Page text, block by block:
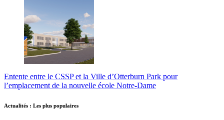
Entente entre le CSSP et la Ville d’Otterburn Park pour
l’emplacement de la nouvelle école Notre-Dame
Actualités : Les plus populaires